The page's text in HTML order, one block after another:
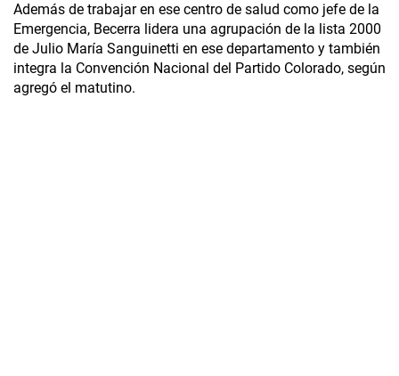
Además de trabajar en ese centro de salud como jefe de la
Emergencia, Becerra lidera una agrupación de la lista 2000
de Julio María Sanguinetti en ese departamento y también
integra la Convención Nacional del Partido Colorado, según
agregó el matutino.